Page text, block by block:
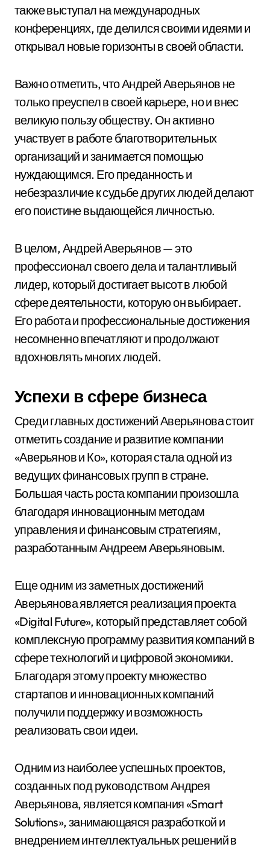
также выступал на международных
конференциях, где делился своими идеями и
открывал новые горизонты в своей области.
Важно отметить, что Андрей Аверьянов не
только преуспел в своей карьере, но и внес
великую пользу обществу. Он активно
участвует в работе благотворительных
организаций и занимается помощью
нуждающимся. Его преданность и
небезразличие к судьбе других людей делают
его поистине выдающейся личностью.
В целом, Андрей Аверьянов — это
профессионал своего дела и талантливый
лидер, который достигает высот в любой
сфере деятельности, которую он выбирает.
Его работа и профессиональные достижения
несомненно впечатляют и продолжают
вдохновлять многих людей.
Успехи в сфере бизнеса
Среди главных достижений Аверьянова стоит
отметить создание и развитие компании
«Аверьянов и Ко», которая стала одной из
ведущих финансовых групп в стране.
Большая часть роста компании произошла
благодаря инновационным методам
управления и финансовым стратегиям,
разработанным Андреем Аверьяновым.
Еще одним из заметных достижений
Аверьянова является реализация проекта
«Digital Future», который представляет собой
комплексную программу развития компаний в
сфере технологий и цифровой экономики.
Благодаря этому проекту множество
стартапов и инновационных компаний
получили поддержку и возможность
реализовать свои идеи.
Одним из наиболее успешных проектов,
созданных под руководством Андрея
Аверьянова, является компания «Smart
Solutions», занимающаяся разработкой и
внедрением интеллектуальных решений в